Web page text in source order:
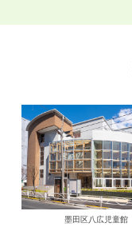
墨田区八広児童館